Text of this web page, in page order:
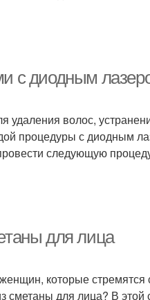
с диодным
удаления волос,
процедуры с диодным
следующую
для лица
которые стремятся
сметаны для лица? В этой